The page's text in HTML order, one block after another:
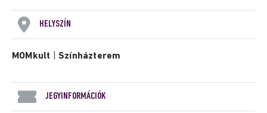
HELYSZÍN
MOMkult |Színházterem
JEGYINFORMÁCIÓK